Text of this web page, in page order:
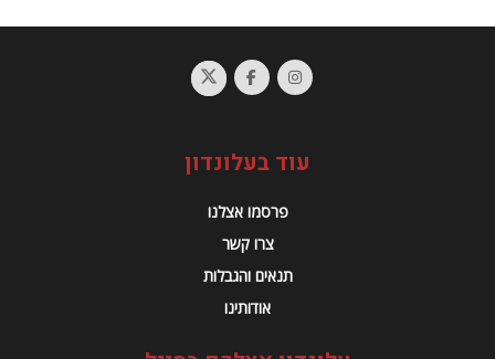
עוד בעלונדון
פרסמו אצלנו
צרו קשר
תנאים והגבלות
אודותינו